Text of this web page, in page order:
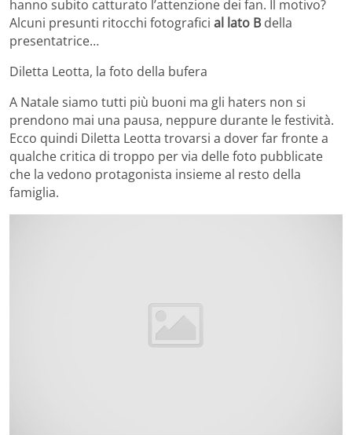
hanno subito catturato l’attenzione dei fan. Il motivo?
Alcuni presunti ritocchi fotografici al lato B della
presentatrice…
Diletta Leotta, la foto della bufera
A Natale siamo tutti più buoni ma gli haters non si
prendono mai una pausa, neppure durante le festività.
Ecco quindi Diletta Leotta trovarsi a dover far fronte a
qualche critica di troppo per via delle foto pubblicate
che la vedono protagonista insieme al resto della
famiglia.